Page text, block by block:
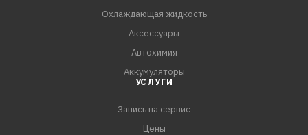
Охлаждающая жидкость
Аксессуары
Автохимия
Аккумуляторы
УСЛУГИ
Запись на сервис
Цены